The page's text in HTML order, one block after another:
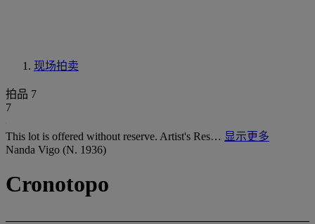
现场拍卖
拍品 7
7
This lot is offered without reserve. Artist's Res… 显示更多
Nanda Vigo (N. 1936)
Cronotopo